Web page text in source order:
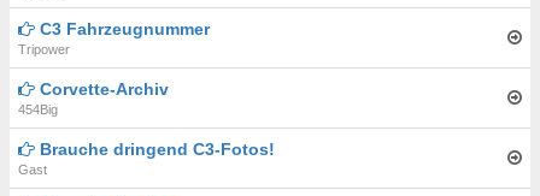
C3 Fahrzeugnummer
Tripower
Corvette-Archiv
454Big
Brauche dringend C3-Fotos!
Gast